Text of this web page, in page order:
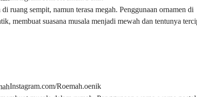
ruang sempit, namun terasa megah. Penggunaan ornamen di
membuat suasana musala menjadi mewah dan tentunya
Instagram.com/Roemah.oenik